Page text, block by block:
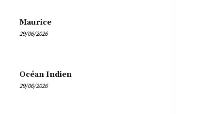
Maurice
29/06/2026
Océan Indien
29/06/2026